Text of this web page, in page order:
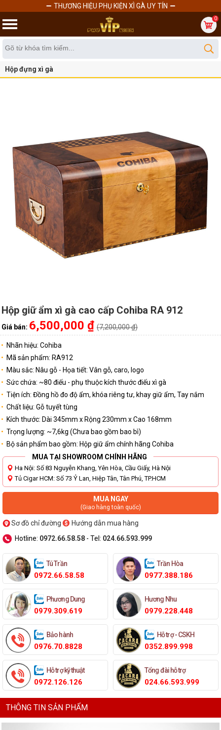
0
Hộp đựng xì gà
Hộp giữ ẩm xì gà cao cấp Cohiba RA 912
Giá bán: 6,500,000 ₫ (7,200,000 ₫)
Nhãn hiệu: Cohiba
Mã sản phẩm: RA912
Màu sắc: Nâu gỗ - Họa tiết: Vân gỗ, caro, logo
Sức chứa: ~80 điếu - phụ thuộc kích thước điếu xì gà
Tiện ích: Đồng hồ đo độ ẩm, khóa riêng tư, khay giữ ẩm, Tay nắm
Chất liệu: Gỗ tuyết tùng
Kích thước: Dài 345mm x Rộng 230mm x Cao 168mm
Trọng lượng: ~7,6kg (Chưa bao gồm bao bì)
Bộ sản phẩm bao gồm: Hộp giữ ẩm chính hãng Cohiba
MUA TẠI SHOWROOM CHÍNH HÃNG
Ha Nội: Số 83 Nguyễn Khang, Yên Hòa, Cầu Giấy, Hà Nội
Tủ Cigar HCM: Số 73 Ỷ Lan, Hiệp Tân, Tân Phú, TP.HCM
MUA NGAY
(Giao hàng toàn quốc)
Sơ đồ chỉ đường
Hướng dẫn mua hàng
Hotline: 0972.66.58.58 - Tel: 024.66.593.999
Tú Trần
0972.66.58.58
Trần Hòa
0977.388.186
Phương Dung
0979.309.619
Hương Nhu
0979.228.448
Bảo hành
0976.70.8828
Hỗ trợ - CSKH
0352.899.998
Hỗ trợ kỹ thuật
0972.126.126
Tổng đài hỗ trợ
024.66.593.999
THÔNG TIN SẢN PHẨM
THƯƠNG HIỆU PHỤ KIỆN XÌ GÀ UY TÍN